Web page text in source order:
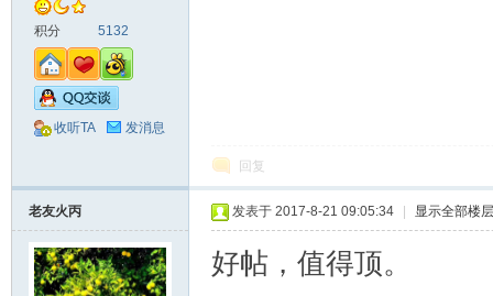
积分 5132
收听TA 发消息
回复
老友火丙 发表于 2017-8-21 09:05:34 显示全部楼层
好帖，值得顶。